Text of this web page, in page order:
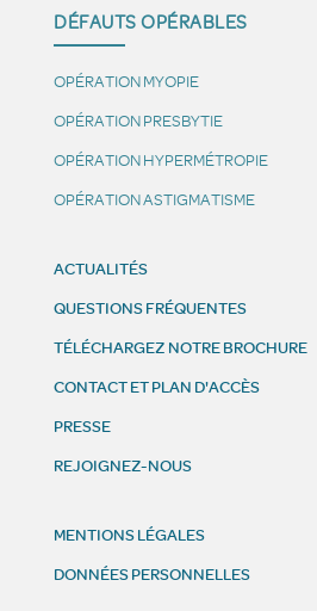
DÉFAUTS OPÉRABLES
OPÉRATION MYOPIE
OPÉRATION PRESBYTIE
OPÉRATION HYPERMÉTROPIE
OPÉRATION ASTIGMATISME
ACTUALITÉS
QUESTIONS FRÉQUENTES
TÉLÉCHARGEZ NOTRE BROCHURE
CONTACT ET PLAN D'ACCÈS
PRESSE
REJOIGNEZ-NOUS
MENTIONS LÉGALES
DONNÉES PERSONNELLES